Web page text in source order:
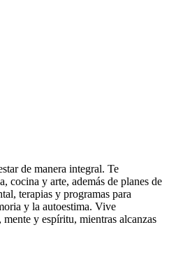
de manera integral. Te
cocina y arte, además de planes de
terapias y programas para
y la autoestima. Vive
y espíritu, mientras alcanzas